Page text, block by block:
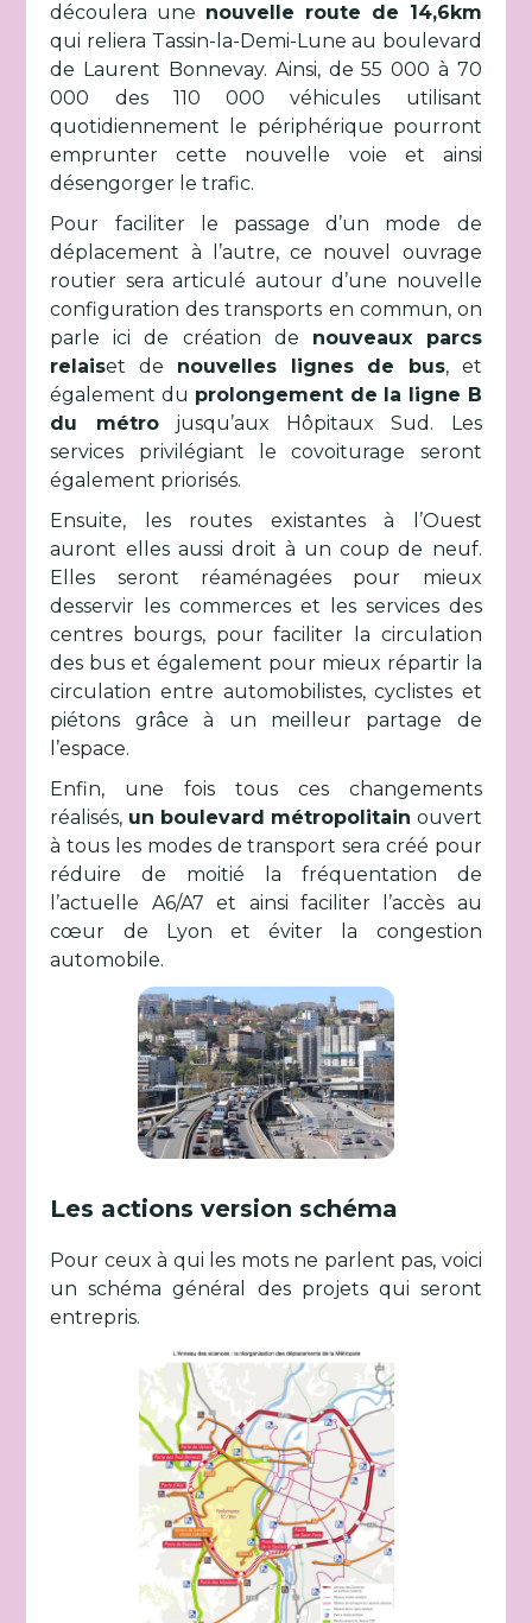
découlera une nouvelle route de 14,6km
qui reliera Tassin-la-Demi-Lune au boulevard
de Laurent Bonnevay. Ainsi, de 55 000 à 70
000 des 110 000 véhicules utilisant
quotidiennement le périphérique pourront
emprunter cette nouvelle voie et ainsi
désengorger le trafic.
Pour faciliter le passage d’un mode de
déplacement à l’autre, ce nouvel ouvrage
routier sera articulé autour d’une nouvelle
configuration des transports en commun, on
parle ici de création de nouveaux parcs
relaiset de nouvelles lignes de bus, et
également du prolongement de la ligne B
du métrojusqu’aux Hôpitaux Sud. Les
services privilégiant le covoiturage seront
également priorisés.
Ensuite, les routes existantes à l’Ouest
auront elles aussi droit à un coup de neuf.
Elles seront réaménagées pour mieux
desservir les commerces et les services des
centres bourgs, pour faciliter la circulation
des bus et également pour mieux répartir la
circulation entre automobilistes, cyclistes et
piétons grâce à un meilleur partage de
l’espace.
Enfin, une fois tous ces changements
réalisés, un boulevard métropolitain ouvert
à tous les modes de transport sera créé pour
réduire de moitié la fréquentation de
l’actuelle A6/A7 et ainsi faciliter l’accès au
cœur de Lyon et éviter la congestion
automobile.
Les actions version schéma
Pour ceux à qui les mots ne parlent pas, voici
un schéma général des projets qui seront
entrepris.